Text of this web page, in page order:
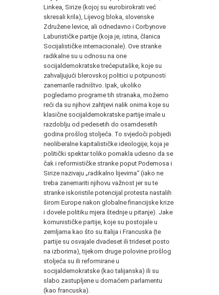
Linkea, Sirize (kojoj su eurobirokrati već
skresali krila), Lijevog bloka, slovenske
Združene levice, ali odnedavno i Corbynove
Laburističke partije (koja je, istina, članica
Socijalističke internacionale). Ove stranke
radikalne su u odnosu na one
socijaldemokratske trećeputaške, koje su
zahvaljujući blerovskoj politici u potpunosti
zanemarile radništvo. Ipak, ukoliko
pogledamo programe tih stranaka, možemo
reći da su njihovi zahtjevi nalik onima koje su
klasične socijaldemokratske partije imale u
razdoblju od pedesetih do osamdesetih
godina prošlog stoljeća. To svjedoči pobjedi
neoliberalne kapitalističke ideologije, koja je
politički spektar toliko pomakla udesno da se
čak i reformističke stranke poput Podemosa i
Sirize nazivaju „radikalno lijevima“ (iako ne
treba zanemariti njihovu važnost jer su te
stranke iskoristile potencijal protesta nastalih
širom Europe nakon globalne financijske krize
i dovele politiku mjera štednje u pitanje). Jake
komunističke partije, koje su postojale u
zemljama kao što su Italija i Francuska (te
partije su osvajale dvadeset ili trideset posto
na izborima), tijekom druge polovine prošlog
stoljeća su ili reformirane u
socijaldemokratske (kao talijanska) ili su
slabo zastupljene u domaćem parlamentu
(kao francuska).